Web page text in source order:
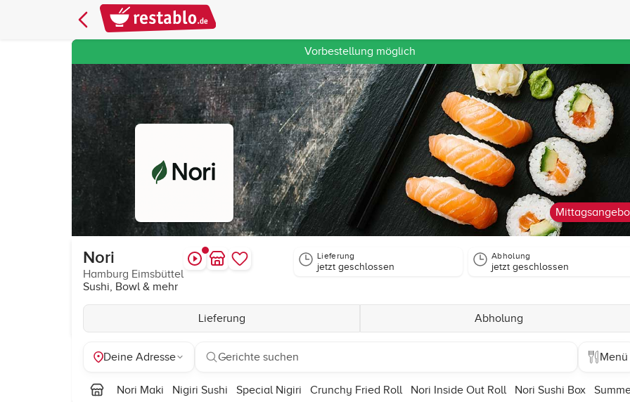
Vorbestellung möglich
Nori
Hamburg Eimsbüttel
Sushi, Bowl & mehr
Lieferung
jetzt geschlossen
Abholung
jetzt geschlossen
Lieferung Abholung
Deine Adresse Gerichte suchen Menü
Nori Maki Nigiri Sushi Special Nigiri Crunchy Fried Roll Nori Inside Out Roll Nori Sushi Box